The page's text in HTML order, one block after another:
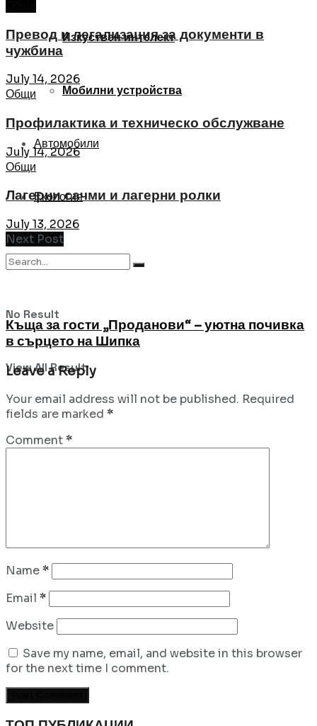
Изкуствен интелект
Мобилни устройства
Автомобили
Екология
No Result
View All Result
Превод и легализация за документи в
чужбина
July 14, 2026
Общи
Профилактика и техническо обслужване
July 14, 2026
Общи
Лагерни сачми и лагерни ролки
July 13, 2026
Next Post
Къща за гости „Проданови“ – уютна почивка
в сърцето на Шипка
Leave a Reply
Your email address will not be published. Required
fields are marked *
Comment*
Name*
Email *
Website
Save my name, email, and website in this browser
for the next time I comment.